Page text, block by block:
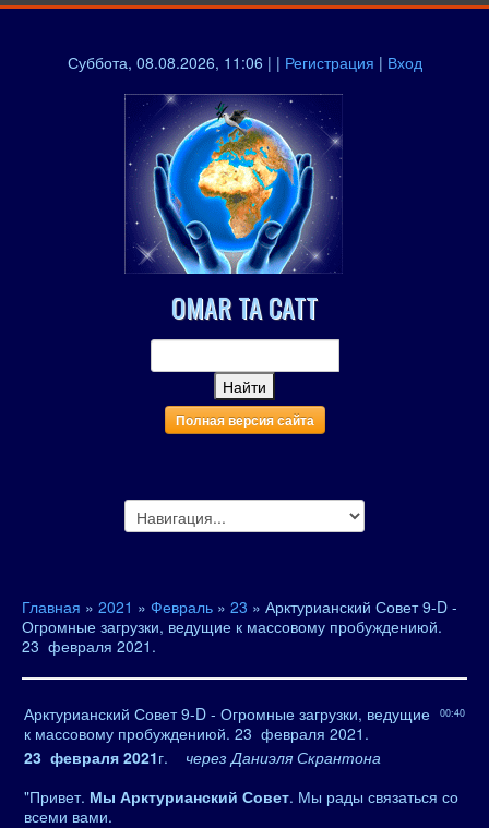
Суббота, 08.08.2026, 11:06 | | Регистрация | Вход
OMAR TA CATT
Полная версия сайта
Главная » 2021 » Февраль » 23 » Арктурианский Совет 9-D -
Огромные загрузки, ведущие к массовому пробуждениюй.
23 февраля 2021.
00:40
Арктурианский Совет 9-D - Огромные загрузки, ведущие
к массовому пробуждениюй. 23 февраля 2021.
23 февраля 2021г.
через Даниэля Скрантона
"Привет. Мы Арктурианский Совет. Мы рады связаться со
всеми вами.